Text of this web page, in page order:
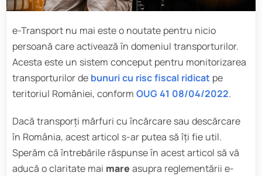
e-Transport nu mai este o noutate pentru nicio
persoană care activează în domeniul transporturilor.
Acesta este un sistem conceput pentru monitorizarea
transporturilor de bunuri cu risc fiscal ridicat pe
teritoriul României, conform OUG 41 08/04/2022.
Dacă transporți mărfuri cu încărcare sau descărcare
în România, acest articol s-ar putea să îți fie util.
Sperăm că întrebările răspunse în acest articol să vă
aducă o claritate mai mare asupra reglementării e-